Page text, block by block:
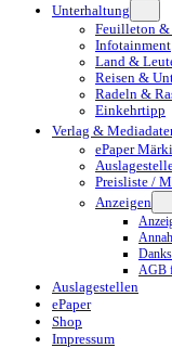
Unterhaltung
Feuilleton
Infotainment
Land &
Reisen &
Radeln &
Einkehrtipp
Verlag &
ePaper
Preisliste /
Anzeigen
AGB
Auslagestellen
ePaper
Shop
Impressum